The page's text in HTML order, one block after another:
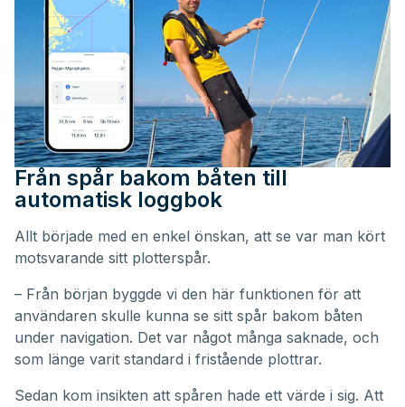
Från spår bakom båten till
automatisk loggbok
Allt började med en enkel önskan, att se var man kört
motsvarande sitt plotterspår.
– Från början byggde vi den här funktionen för att
användaren skulle kunna se sitt spår bakom båten
under navigation. Det var något många saknade, och
som länge varit standard i fristående plottrar.
Sedan kom insikten att spåren hade ett värde i sig. Att